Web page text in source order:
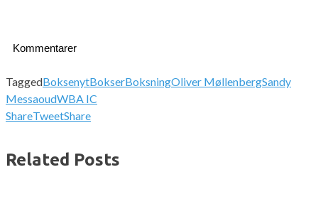
Kommentarer
TaggedBoksenytBokserBoksningOliver MøllenbergSandy
MessaoudWBA IC
ShareTweetShare
Related Posts